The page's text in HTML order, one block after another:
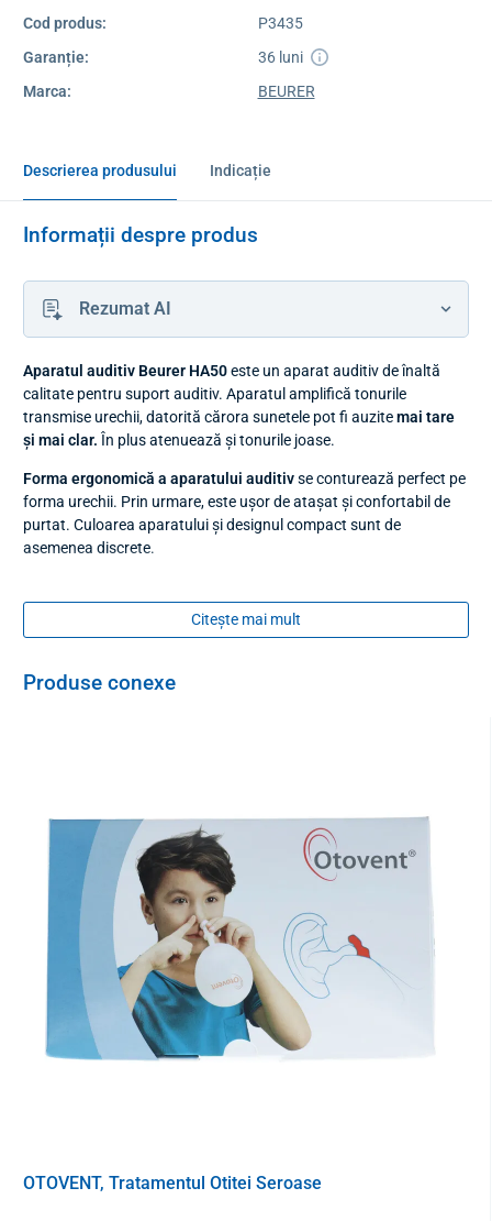
Cod produs:
P3435
Garanție:
36 luni
Marca:
BEURER
Descrierea produsului Indicație
Informații despre produs
Rezumat AI
Aparatul auditiv Beurer HA50este un aparat auditiv de înaltă
calitate pentru suport auditiv. Aparatul amplifică tonurile
transmise urechii, datorită cărora sunetele pot fi auzitemai tare
și mai clar. În plus atenuează și tonurile joase.
Forma ergonomică a aparatului auditivse conturează perfect pe
forma urechii. Prin urmare, este ușor de atașat și confortabil de
purtat. Culoarea aparatului și designul compact sunt de
asemenea discrete.
poate fi
reglat fără probleme, după cum este necesar, cu rotița
rotativă
husă practică
Produsul estecertificat.
curățați aparatul auditiv și atașamentul cu o cârpă
uscată
un obiect alungit sau o perie este potrivită pentru
îndepărtarea ceară a urechii
nu scufundați niciodată aparatul auditiv în apă - acesta
poate fi deteriorat
dacă tubul se udă sau stropește cu lichide scoateți-l și
uscați-l cu un prosop
Conținutul pachetului
2 baterii PR48/tip 13 - baterii de rezervă pot fi
Citește mai mult
Produse conexe
OTOVENT, Tratamentul Otitei Seroase